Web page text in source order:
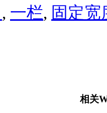
, 一栏, 固定宽
相关